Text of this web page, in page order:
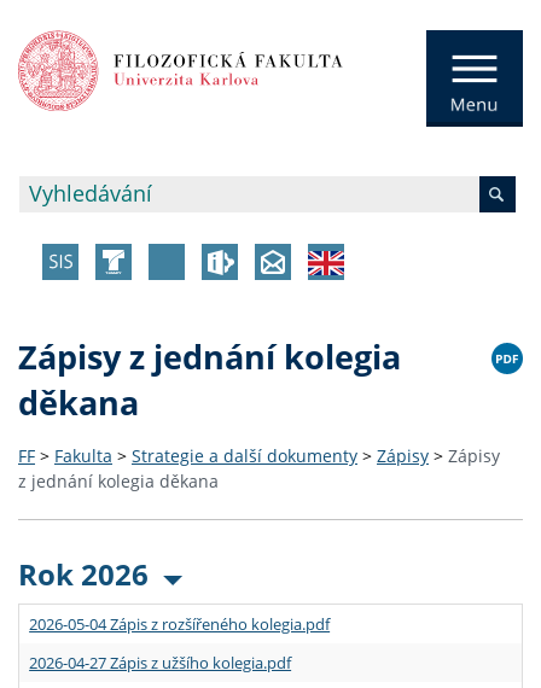
Zápisy z jednání kolegia
děkana
FF > Fakulta > Strategie a další dokumenty > Zápisy > Zápisy
z jednání kolegia děkana
Rok 2026
2026-05-04 Zápis z rozšířeného kolegia.pdf
2026-04-27 Zápis z užšího kolegia.pdf